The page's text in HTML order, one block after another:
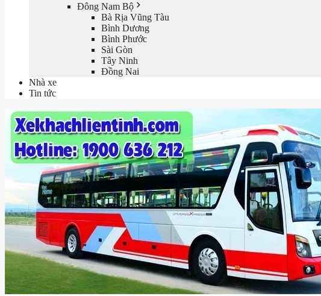
Đông Nam Bộ
Bà Rịa Vũng Tàu
Bình Dương
Bình Phước
Sài Gòn
Tây Ninh
Đồng Nai
Nhà xe
Tin tức